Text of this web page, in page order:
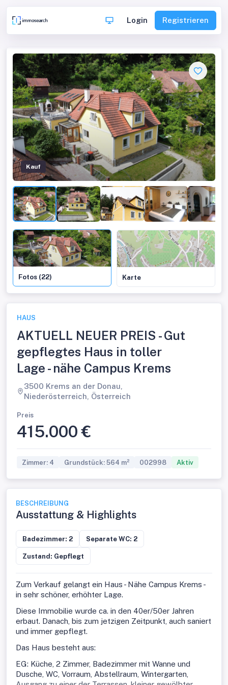
Login Registrieren
Kauf
Fotos (22) Karte
HAUS
AKTUELL NEUER PREIS - Gut
gepflegtes Haus in toller
Lage - nähe Campus Krems
3500 Krems an der Donau,
Niederösterreich, Österreich
Preis
415.000 €
Zimmer: 4 Grundstück: 564 m² 002998 Aktiv
BESCHREIBUNG
Ausstattung & Highlights
Badezimmer: 2 Separate WC: 2
Zustand: Gepflegt
Zum Verkauf gelangt ein Haus - Nähe Campus Krems -
in sehr schöner, erhöhter Lage.
Diese Immobilie wurde ca. in den 40er/50er Jahren
erbaut. Danach, bis zum jetzigen Zeitpunkt, auch saniert
und immer gepflegt.
Das Haus besteht aus:
EG: Küche, 2 Zimmer, Badezimmer mit Wanne und
Dusche, WC, Vorraum, Abstellraum, Wintergarten,